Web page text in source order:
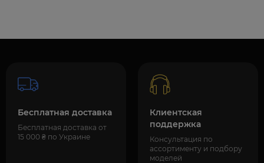
Бесплатная доставка
Бесплатная доставка от
15 000 ₴ по Украине
Клиентская
поддержка
Консультация по
ассортименту и подбору
моделей